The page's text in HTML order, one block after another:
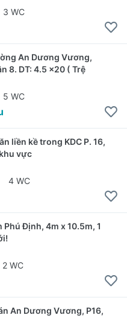
3 WC
An Dương Vương,
8. DT: 4.5 x20 ( Trệ
5 WC
liền kề trong KDC P. 16,
vực
4 WC
Phú Định, 4m x 10.5m, 1
2 WC
An Dương Vương, P16,